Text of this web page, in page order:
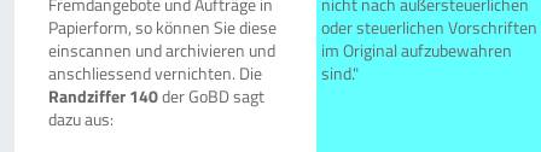
Papierform, so können Sie diese
einscannen und archivieren und
anschliessend vernichten. Die
Randziffer 140der GoBD sagt
dazu aus:
oder steuerlichen Vorschriften
im Original aufzubewahren
sind."